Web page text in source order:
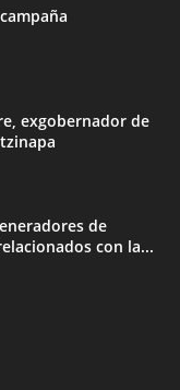
exgobernador de
de
con la...